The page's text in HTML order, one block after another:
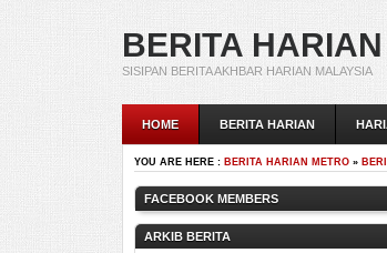
BERITA
SISIPAN BERITA AKHBAR HARIAN MALAYSIA
HOME BERITA HARIAN
YOU ARE HERE : BERITA HARIAN METRO »
FACEBOOK MEMBERS
ARKIB BERITA